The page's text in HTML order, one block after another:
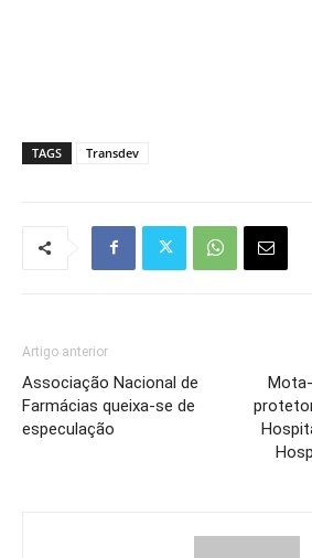
TAGS Transdev
Artigo anterior
Associação Nacional de
Farmácias queixa-se de
especulação